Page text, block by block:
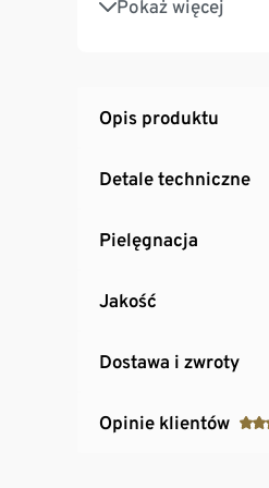
Pokaż więcej
Kompaktowe
Opis produktu
Detale techniczne
Pielęgnacja
Jakość
Dostawa i zwroty
Opinie klientów